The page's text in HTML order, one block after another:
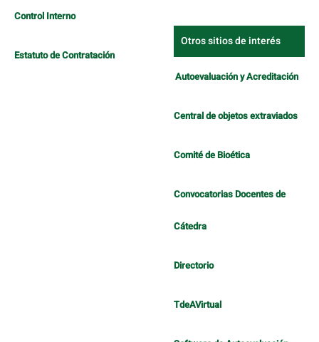
Control Interno
Estatuto de Contratación
Otros sitios de interés
Autoevaluación y Acreditación
Central de objetos extraviados
Comité de Bioética
Convocatorias Docentes de
Cátedra
Directorio
TdeAVirtual